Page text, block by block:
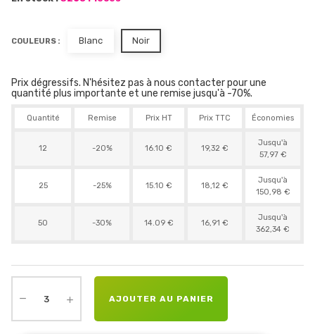
COULEURS : Blanc Noir
Prix dégressifs. N'hésitez pas à nous contacter pour une
quantité plus importante et une remise jusqu'à -70%.
Quantité Remise Prix HT Prix TTC Économies
12 -20% 16.10 € 19,32 €
Jusqu'à
57,97 €
25 -25% 15.10 € 18,12 €
Jusqu'à
150,98 €
50 -30% 14.09 € 16,91 €
Jusqu'à
362,34 €
AJOUTER AU PANIER